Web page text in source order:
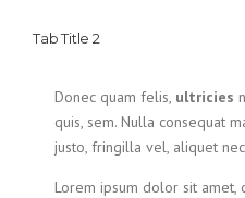
Tab Title 2
Donec quam felis, ultricies
quis, sem. Nulla consequat
justo, fringilla vel, aliquet
Lorem ipsum dolor sit amet,